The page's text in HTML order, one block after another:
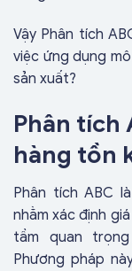
Vậy Phân tích
việc ứng dụng
sản xuất?
Phân tích
hàng tồn
Phân tích ABC
nhằm xác định
tầm quan
Phương pháp